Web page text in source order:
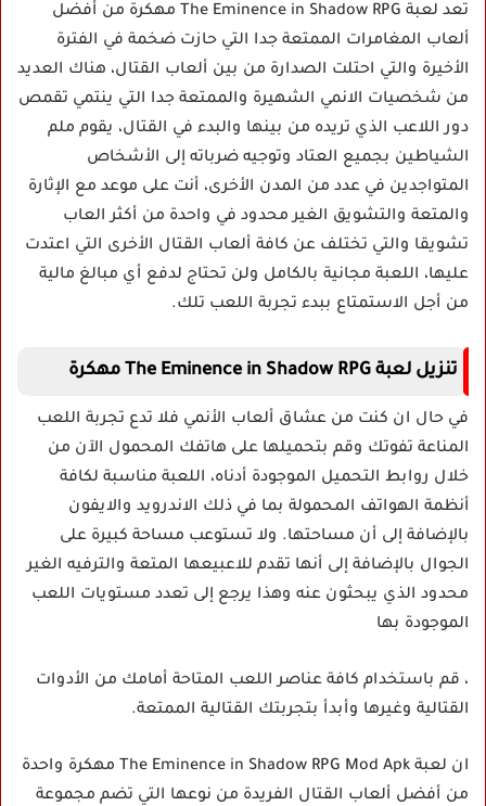
تعد لعبة The Eminence in Shadow RPG مهكرة من أفضل
ألعاب المغامرات الممتعة جدا التي حازت ضخمة في الفترة
الأخيرة والتي احتلت الصدارة من بين ألعاب القتال، هناك العديد
من شخصيات الانمي الشهيرة والممتعة جدا التي ينتمي تقمص
دور اللاعب الذي تريده من بينها والبدء في القتال، يقوم ملم
الشياطين بجميع العتاد وتوجيه ضرباته إلى الأشخاص
المتواجدين في عدد من المدن الأخرى، أنت على موعد مع الإثارة
والمتعة والتشويق الغير محدود في واحدة من أكثر العاب
تشويقا والتي تختلف عن كافة ألعاب القتال الأخرى التي اعتدت
عليها، اللعبة مجانية بالكامل ولن تحتاج لدفع أي مبالغ مالية
من أجل الاستمتاع ببدء تجربة اللعب تلك.
تنزيل لعبة The Eminence in Shadow RPG مهكرة
في حال ان كنت من عشاق ألعاب الأنمي فلا تدع تجربة اللعب
المناعة تفوتك وقم بتحميلها على هاتفك المحمول الآن من
خلال روابط التحميل الموجودة أدناه، اللعبة مناسبة لكافة
أنظمة الهواتف المحمولة بما في ذلك الاندرويد والايفون
بالإضافة إلى أن مساحتها. ولا تستوعب مساحة كبيرة على
الجوال بالإضافة إلى أنها تقدم للاعبيعها المتعة والترفيه الغير
محدود الذي يبحثون عنه وهذا يرجع إلى تعدد مستويات اللعب
الموجودة بها
، قم باستخدام كافة عناصر اللعب المتاحة أمامك من الأدوات
القتالية وغيرها وأبدأ بتجربتك القتالية الممتعة.
ان لعبة The Eminence in Shadow RPG Mod Apk مهكرة واحدة
من أفضل ألعاب القتال الفريدة من نوعها التي تضم مجموعة